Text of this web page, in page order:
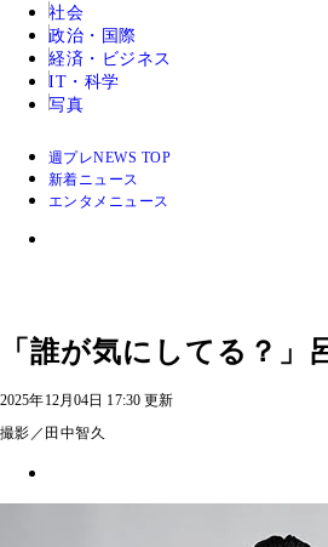
社会
政治・国際
経済・ビジネス
IT・科学
写真
週プレNEWS TOP
新着ニュース
エンタメニュース
「誰が気にしてる？
2025年12月04日 17:30 更新
撮影／田中智久